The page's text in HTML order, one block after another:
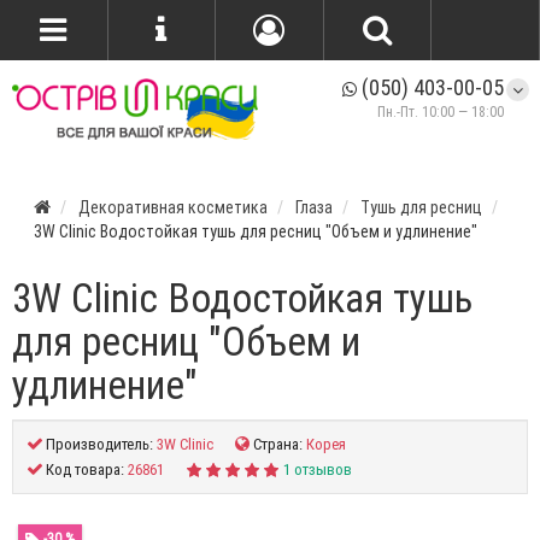
(050) 403-00-05
Пн.-Пт. 10:00 — 18:00
Декоративная косметика Глаза
Тушь для ресниц
3W Clinic Водостойкая тушь для ресниц "Объем и удлинение"
3W Clinic Водостойкая тушь
для ресниц "Объем и
удлинение"
Производитель:3W Clinic Страна:Корея
Код товара:26861 1 отзывов